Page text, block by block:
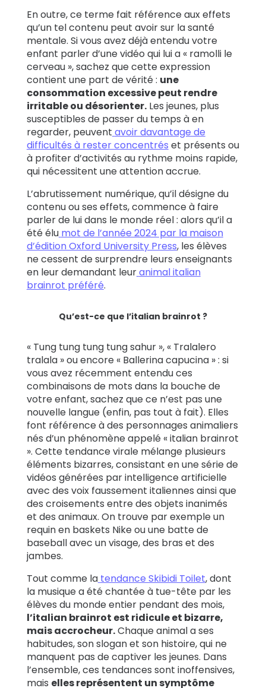
En outre, ce terme fait référence aux effets
qu’un tel contenu peut avoir sur la santé
mentale. Si vous avez déjà entendu votre
enfant parler d’une vidéo qui lui a « ramolli le
cerveau », sachez que cette expression
contient une part de vérité : une
consommation excessive peut rendre
irritable ou désorienter.Les jeunes, plus
susceptibles de passer du temps à en
regarder, peuvent avoir davantage de
difficultés à rester concentrés et présents ou
à profiter d’activités au rythme moins rapide,
qui nécessitent une attention accrue.
L’abrutissement numérique, qu’il désigne du
contenu ou ses effets, commence à faire
parler de lui dans le monde réel : alors qu’il a
été élu mot de l’année 2024 par la maison
d’édition Oxford University Press, les élèves
ne cessent de surprendre leurs enseignants
en leur demandant leuranimal italian
brainrot préféré.
Qu’est-ce que l’italian brainrot ?
« Tung tung tung tung sahur », « Tralalero
tralala » ou encore « Ballerina capucina » : si
vous avez récemment entendu ces
combinaisons de mots dans la bouche de
votre enfant, sachez que ce n’est pas une
nouvelle langue (enfin, pas tout à fait). Elles
font référence à des personnages animaliers
nés d’un phénomène appelé « italian brainrot
». Cette tendance virale mélange plusieurs
éléments bizarres, consistant en une série de
vidéos générées par intelligence artificielle
avec des voix faussement italiennes ainsi que
des croisements entre des objets inanimés
et des animaux. On trouve par exemple un
requin en baskets Nike ou une batte de
baseball avec un visage, des bras et des
jambes.
Tout comme la tendance Skibidi Toilet, dont
la musique a été chantée à tue-tête par les
élèves du monde entier pendant des mois,
l’italian brainrot est ridicule et bizarre,
mais accrocheur.Chaque animal a ses
habitudes, son slogan et son histoire, qui ne
manquent pas de captiver les jeunes. Dans
l’ensemble, ces tendances sont inoffensives,
mais elles représentent un symptôme